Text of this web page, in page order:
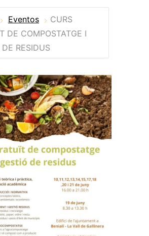
Eventos
CURS
DE COMPOSTATGE I
RESIDUS